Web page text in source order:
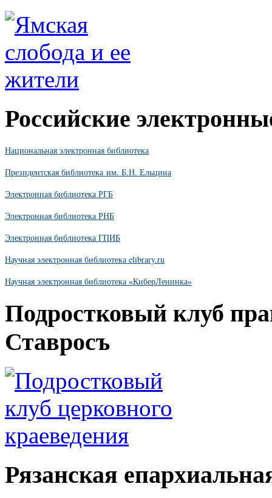
Российские
Национальная электронная библиотека
Президентская библиотека им. Б.Н. Ельцина
Электронная библиотека РГБ
Электронная библиотека РНБ
Электронная библиотека ГПИБ
Научная электронная библиотека elibrary.ru
Научная электронная библиотека «КиберЛенинка»
Подростковый клуб
Ставросъ
Рязанская